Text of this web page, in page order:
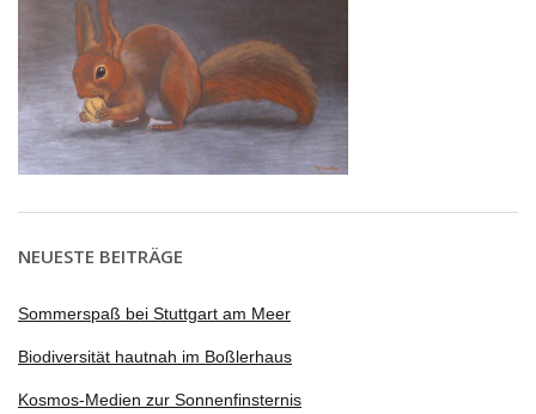
NEUESTE BEITRÄGE
Sommerspaß bei Stuttgart am Meer
Biodiversität hautnah im Boßlerhaus
Kosmos-Medien zur Sonnenfinsternis